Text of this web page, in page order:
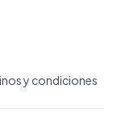
y condiciones